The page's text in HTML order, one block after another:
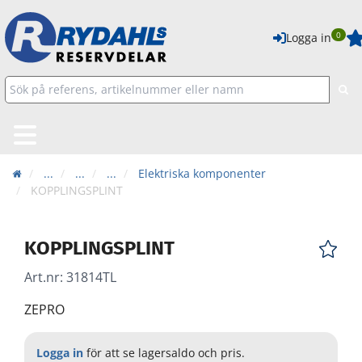
Logga in 0
... ... ...
Elektriska komponenter
KOPPLINGSPLINT
KOPPLINGSPLINT
Art.nr: 31814TL
ZEPRO
Logga in för att se lagersaldo och pris.